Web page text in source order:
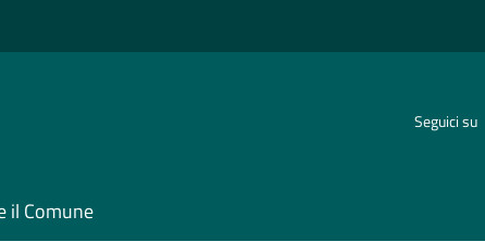
Seguici su
il Comune